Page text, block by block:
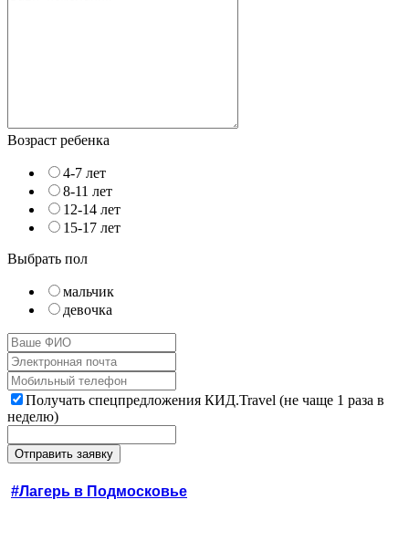
Возраст ребенка
4-7 лет
8-11 лет
12-14 лет
15-17 лет
Выбрать пол
мальчик
девочка
Получать спецпредложения КИД.Travel (не чаще 1 раза в
неделю)
#Лагерь в Подмосковье